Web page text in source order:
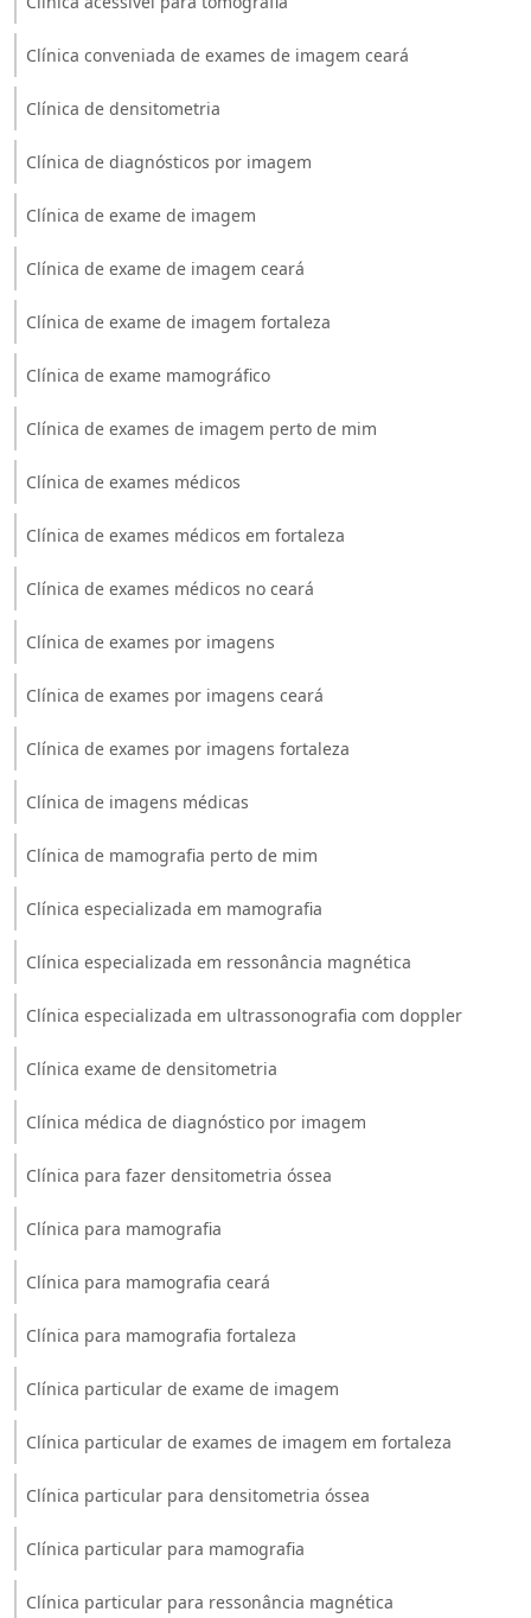
Clínica conveniada de exames de imagem ceará
Clínica de densitometria
Clínica de diagnósticos por imagem
Clínica de exame de imagem
Clínica de exame de imagem ceará
Clínica de exame de imagem fortaleza
Clínica de exame mamográfico
Clínica de exames de imagem perto de mim
Clínica de exames médicos
Clínica de exames médicos em fortaleza
Clínica de exames médicos no ceará
Clínica de exames por imagens
Clínica de exames por imagens ceará
Clínica de exames por imagens fortaleza
Clínica de imagens médicas
Clínica de mamografia perto de mim
Clínica especializada em mamografia
Clínica especializada em ressonância magnética
Clínica especializada em ultrassonografia com doppler
Clínica exame de densitometria
Clínica médica de diagnóstico por imagem
Clínica para fazer densitometria óssea
Clínica para mamografia
Clínica para mamografia ceará
Clínica para mamografia fortaleza
Clínica particular de exame de imagem
Clínica particular de exames de imagem em fortaleza
Clínica particular para densitometria óssea
Clínica particular para mamografia
Clínica particular para ressonância magnética